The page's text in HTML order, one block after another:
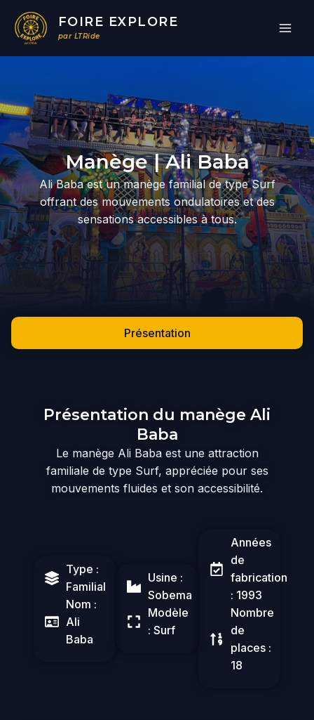
contenu
FOIRE EXPLORE
par LTRide
Manège | Ali Baba
Ali Baba est un manège familial de type Surf
offrant des mouvements ondulatoires et des
sensations accessibles à tous.
Présentation
Présentation du manège Ali
Baba
Le manège Ali Baba est une attraction
familiale de type Surf, appréciée pour ses
mouvements fluides et son accessibilité.
Type :
Familial
Nom :
Ali
Baba
Usine :
Sobema
Modèle
: Surf
Années
de
fabrication
: 1993
Nombre
de
places :
18